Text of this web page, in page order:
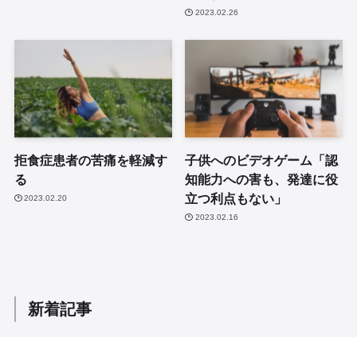
2023.02.26
拒食症患者の苦痛を軽減す
る
2023.02.20
子供へのビデオゲーム「認
知能力への害も、発達に役
立つ利点もない」
2023.02.16
新着記事